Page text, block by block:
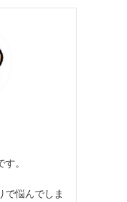
。
で悩んでしま